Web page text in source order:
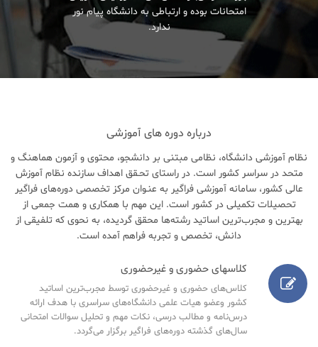
امتحانات بوده و ارتباطی به دانشگاه پیام نور
ندارد.
درباره دوره های آموزشی
نظام آموزشی دانشگاه، نظامی مبتنی بر دانشجو، محتوی و آزمون هماهنگ و
متحد در سراسر کشور است. در راستای تحـقق اهداف سازنده نظام آموزش
عالی کشور، سامانه آموزشی فراگیر به عنـوان مرکز تخصصی دوره‌های فراگیر
تحصیلات تکمیلی در کشور است. این مهم با همکاری و همت جمعی از
بهترین و مجرب‌ترین اساتید رشته‌ها محقق گردیده، به نحوی که تلفیقی از
دانش، تخصص و تجربه فراهم آمده است.
کلاسهای حضوری و غیرحضوری
کلاس‌های حضوری و غیرحضوری توسط مجرب‌ترین اساتید
کشور وعضو هیات علمی دانشگاه‌های سراسری با هدف ارائه
درس‌نامه‌ و مطالب درسی، نکات مهم و تحلیل سوالات امتحانی
سال‌های گذشته دوره‌های فراگیر برگزار می‌گردد.